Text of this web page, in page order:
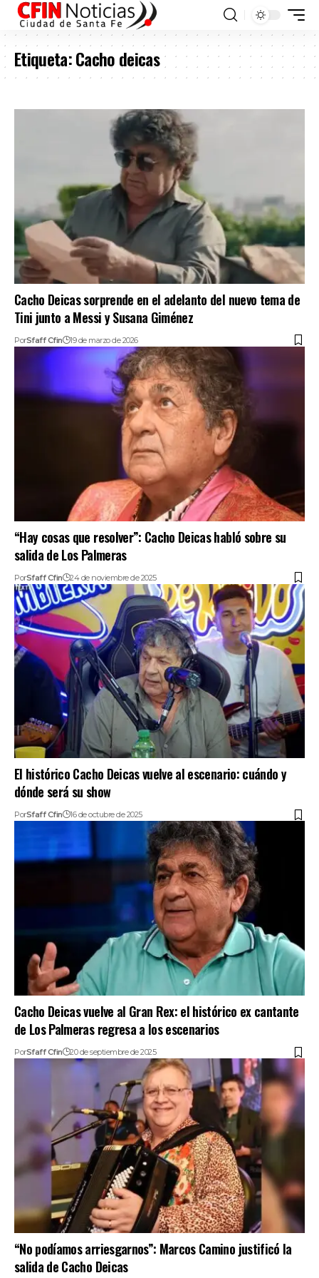
Etiqueta:Cacho deicas
Cacho Deicas sorprende en el adelanto del nuevo tema de
Tini junto a Messi y Susana Giménez
PorSfaff Cfin 19 de marzo de 2026
“Hay cosas que resolver”: Cacho Deicas habló sobre su
salida de Los Palmeras
PorSfaff Cfin 24 de noviembre de 2025
El histórico Cacho Deicas vuelve al escenario: cuándo y
dónde será su show
PorSfaff Cfin 16 de octubre de 2025
Cacho Deicas vuelve al Gran Rex: el histórico ex cantante
de Los Palmeras regresa a los escenarios
PorSfaff Cfin 20 de septiembre de 2025
“No podíamos arriesgarnos”: Marcos Camino justificó la
salida de Cacho Deicas